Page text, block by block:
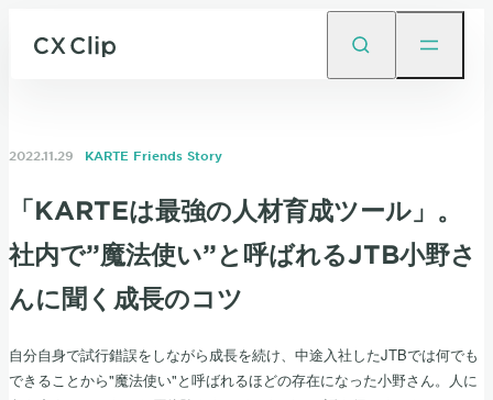
2022.11.29 KARTE Friends Story
「KARTEは最強の人材育成ツール」。
社内で”魔法使い”と呼ばれるJTB小野さ
んに聞く成長のコツ
自分自身で試行錯誤をしながら成長を続け、中途入社したJTBでは何でも
できることから"魔法使い"と呼ばれるほどの存在になった小野さん。人に